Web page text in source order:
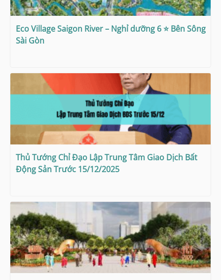
Eco Village Saigon River – Nghỉ dưỡng 6 ⭐ Bên Sông
Sài Gòn
Thủ Tướng Chỉ Đạo Lập Trung Tâm Giao Dịch Bất
Động Sản Trước 15/12/2025